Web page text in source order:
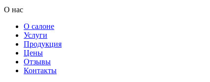
О нас
О салоне
Услуги
Продукция
Цены
Отзывы
Контакты